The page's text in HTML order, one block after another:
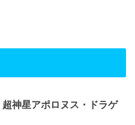
超神星アポロヌス・ドラゲ